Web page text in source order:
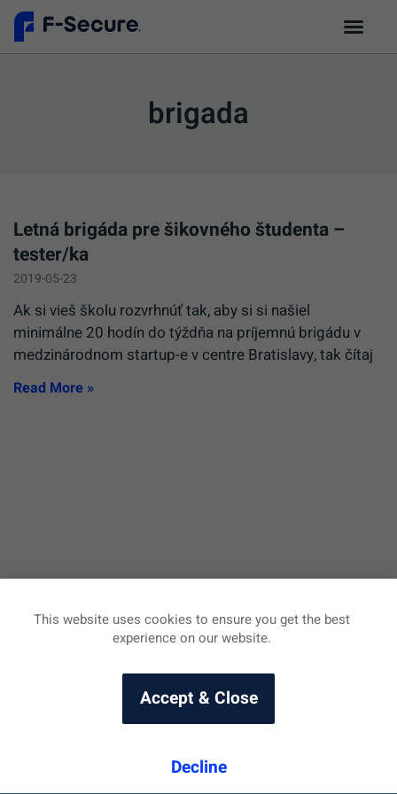
brigada
Letná brigáda pre šikovného študenta –
tester/ka
2019-05-23
Ak si vieš školu rozvrhnúť tak, aby si si našiel
minimálne 20 hodín do týždňa na príjemnú brigádu v
medzinárodnom startup-e v centre Bratislavy, tak čítaj
Read More »
This website uses cookies to ensure you get the best
experience on our website.
Accept & Close
Decline